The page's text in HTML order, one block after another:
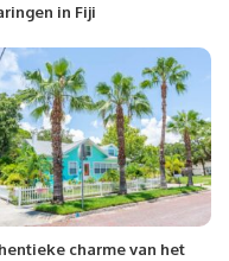
in Fiji
charme van het